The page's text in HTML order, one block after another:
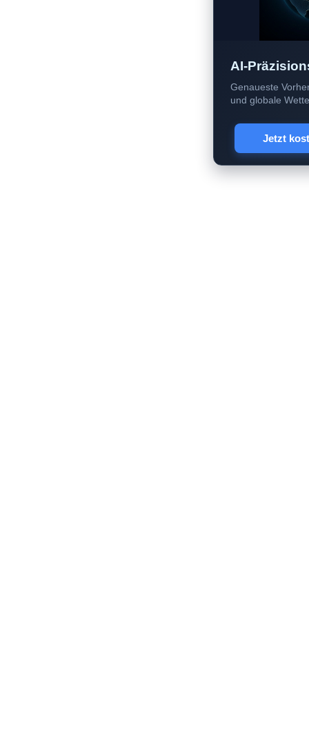
AI-
Genaueste
und globale
Jetzt